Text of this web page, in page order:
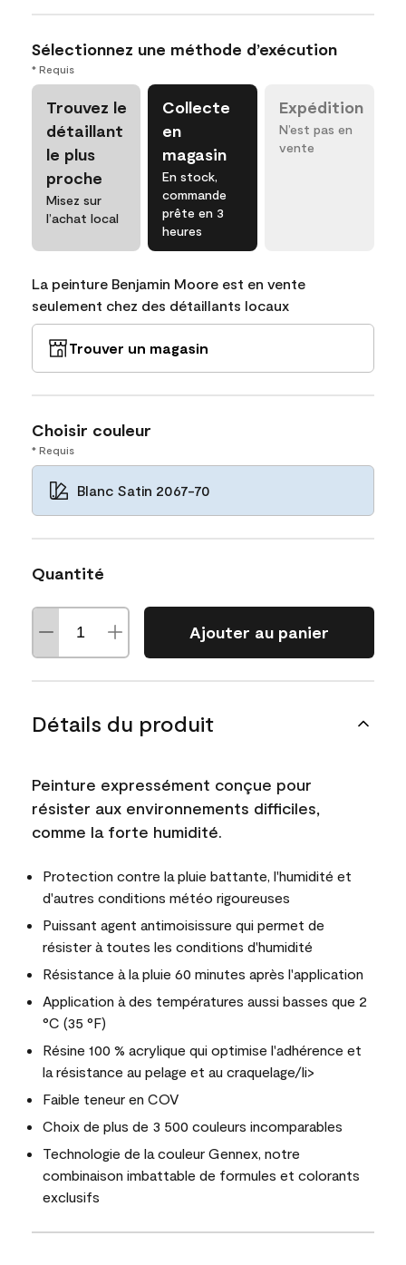
Sélectionnez une méthode d’exécution
* Requis
Trouvez le
détaillant
le plus
proche
Misez sur
l’achat local
Collecte
en
magasin
En stock,
commande
prête en 3
heures
Expédition
N’est pas en
vente
La peinture Benjamin Moore est en vente
seulement chez des détaillants locaux
Trouver un magasin
Choisir couleur
* Requis
Blanc Satin 2067-70
Quantité
Ajouter au panier
Détails du produit
Peinture expressément conçue pour
résister aux environnements difficiles,
comme la forte humidité.
Protection contre la pluie battante, l'humidité et
d'autres conditions météo rigoureuses
Puissant agent antimoisissure qui permet de
résister à toutes les conditions d'humidité
Résistance à la pluie 60 minutes après l'application
Application à des températures aussi basses que 2
°C (35 °F)
Résine 100 % acrylique qui optimise l'adhérence et
la résistance au pelage et au craquelage/li>
Faible teneur en COV
Choix de plus de 3 500 couleurs incomparables
Technologie de la couleur Gennex, notre
combinaison imbattable de formules et colorants
exclusifs